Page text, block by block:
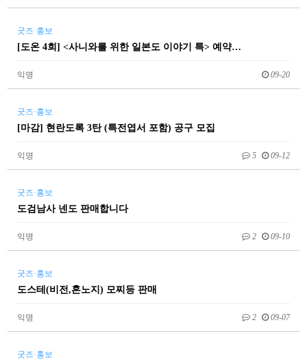
굿즈·홍보
[도온 4회] <사니와를 위한 일본도 이야기 특> 예약…
익명 09-20
굿즈·홍보
[마감] 현란도록 3탄 (특전엽서 포함) 공구 모집
익명 5 09-12
굿즈·홍보
도검남사 넨도 판매합니다
익명 2 09-10
굿즈·홍보
도스테(비전,혼노지) 모찌등 판매
익명 2 09-07
굿즈·홍보